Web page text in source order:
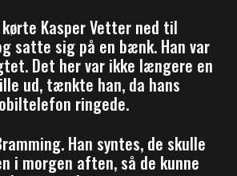
Kasper Vetter ned til
satte sig på en bænk. Han var
Det her var ikke længere en
ud, tænkte han, da hans
ringede.
Han syntes, de skulle
i morgen aften, så de kunne